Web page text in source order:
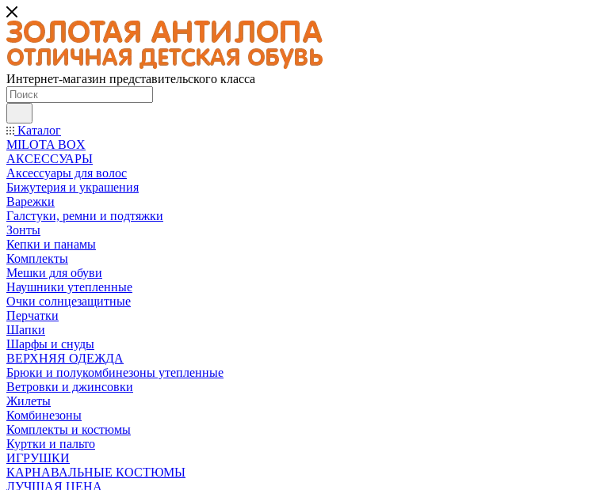
Интернет-магазин представительского класса
Каталог
MILOTA BOX
АКСЕССУАРЫ
Аксессуары для волос
Бижутерия и украшения
Варежки
Галстуки, ремни и подтяжки
Зонты
Кепки и панамы
Комплекты
Мешки для обуви
Наушники утепленные
Очки солнцезащитные
Перчатки
Шапки
Шарфы и снуды
ВЕРХНЯЯ ОДЕЖДА
Брюки и полукомбинезоны утепленные
Ветровки и джинсовки
Жилеты
Комбинезоны
Комплекты и костюмы
Куртки и пальто
ИГРУШКИ
КАРНАВАЛЬНЫЕ КОСТЮМЫ
ЛУЧШАЯ ЦЕНА